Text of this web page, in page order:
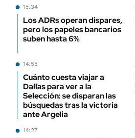
15:34
Los ADRs operan dispares,
pero los papeles bancarios
suben hasta 6%
14:55
Cuánto cuesta viajar a
Dallas para ver a la
Selección: se disparan las
búsquedas tras la victoria
ante Argelia
14:27